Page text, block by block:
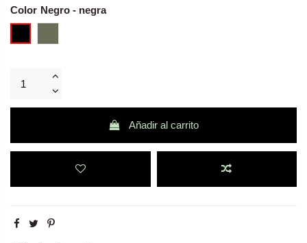
Color
Añadir al carrito